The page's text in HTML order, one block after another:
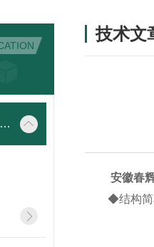
安徽春辉仪表线缆双金属温度计
技术文
安徽春
◆结构简单